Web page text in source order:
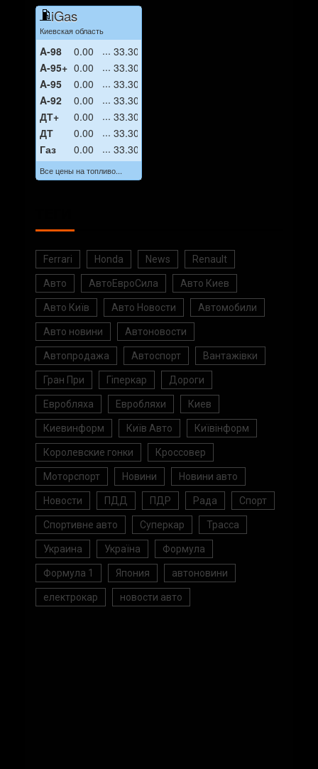
iGas
Киевская область
A-98 0.00
33.30
A-95+ 0.00
33.30
A-95
0.00
33.30
A-92
0.00
33.30
ДТ+
0.00
33.30
ДТ
0.00
33.30
Газ
0.00 33.30
Все цены на топливо...
Ferrari Honda News Renault
Авто АвтоЕвроСила Авто Киев
Авто Київ Авто Новости Автомобили
Авто новини Автоновости
Автопродажа Автоспорт Вантажівки
Гран При Гіперкар Дороги
Евробляха Евробляхи Киев
Киевинформ Київ Авто Київінформ
Королевские гонки Кроссовер
Моторспорт Новини Новини авто
Новости ПДД ПДР Рада Спорт
Спортивне авто Суперкар Трасса
Украина Україна Формула
Формула 1 Япония автоновини
електрокар новости авто